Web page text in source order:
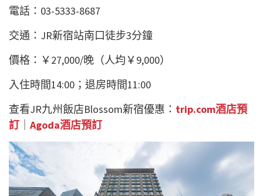
電話：03-5333-8687
交通：JR新宿站南口徒步3分鐘
價格：￥27,000/晚（人均￥9,000）
入住時間14:00；退房時間11:00
查看JR九州飯店Blossom新宿優惠： trip.com酒店預
訂
Agoda酒店預訂